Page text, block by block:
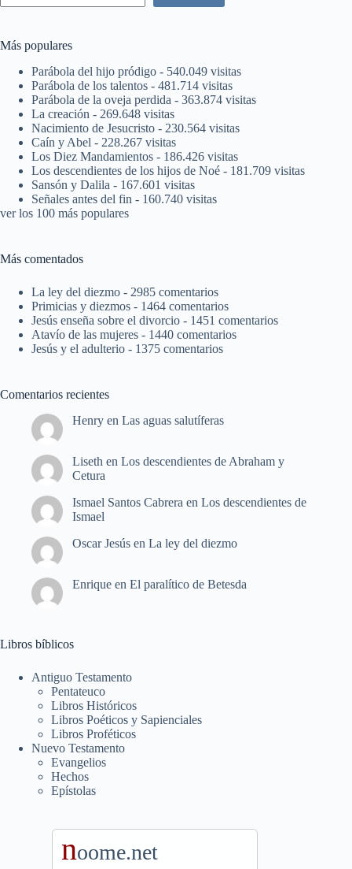
Más populares
Parábola del hijo pródigo - 540.049 visitas
Parábola de los talentos - 481.714 visitas
Parábola de la oveja perdida - 363.874 visitas
La creación - 269.648 visitas
Nacimiento de Jesucristo - 230.564 visitas
Caín y Abel - 228.267 visitas
Los Diez Mandamientos - 186.426 visitas
Los descendientes de los hijos de Noé - 181.709 visitas
Sansón y Dalila - 167.601 visitas
Señales antes del fin - 160.740 visitas
ver los 100 más populares
Más comentados
La ley del diezmo - 2985 comentarios
Primicias y diezmos - 1464 comentarios
Jesús enseña sobre el divorcio - 1451 comentarios
Atavío de las mujeres - 1440 comentarios
Jesús y el adulterio - 1375 comentarios
Comentarios recientes
Henry en Las aguas salutíferas
Liseth en Los descendientes de Abraham y
Cetura
Ismael Santos Cabrera en Los descendientes de
Ismael
Oscar Jesús en La ley del diezmo
Enrique en El paralítico de Betesda
Libros bíblicos
Antiguo Testamento
Pentateuco
Libros Históricos
Libros Poéticos y Sapienciales
Libros Proféticos
Nuevo Testamento
Evangelios
Hechos
Epístolas
noome.net